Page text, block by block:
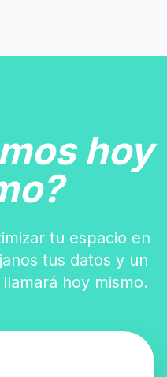
hoy
tu espacio en
tus datos y un
hoy mismo.